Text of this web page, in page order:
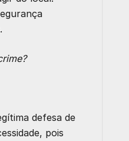
defesa de
pois